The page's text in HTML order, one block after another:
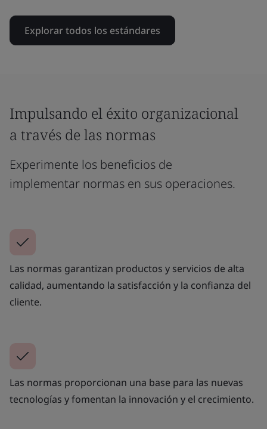
Explorar todos los estándares
Impulsando el éxito organizacional
a través de las normas
Experimente los beneficios de
implementar normas en sus operaciones.
Las normas garantizan productos y servicios de alta
calidad, aumentando la satisfacción y la confianza del
cliente.
Las normas proporcionan una base para las nuevas
tecnologías y fomentan la innovación y el crecimiento.